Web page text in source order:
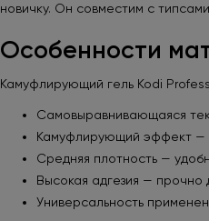
новичку. Он совместим с
Особенности
Камуфлирующий гель Kodi
Самовыравнивающаяся
Камуфлирующий эффект —
Средняя плотность —
Высокая адгезия — прочно
Универсальность